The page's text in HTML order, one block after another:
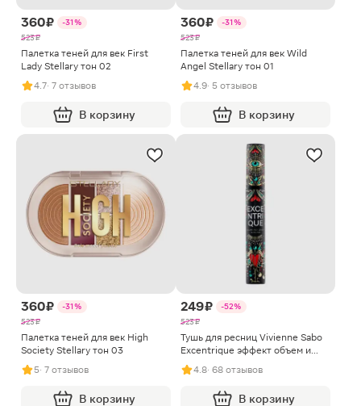
360 ₽
-31%
523 ₽
Палетка теней для век First
Lady Stellary тон 02
4.7· 7 отзывов
В корзину
360 ₽
-31%
523 ₽
Палетка теней для век Wild
Angel Stellary тон 01
4.9· 5 отзывов
В корзину
360 ₽
-31%
523 ₽
Палетка теней для век High
Society Stellary тон 03
5· 7 отзывов
В корзину
249 ₽
-52%
523 ₽
Тушь для ресниц Vivienne Sabo
Excentrique эффект объем и
удлинение тон 01
4.8· 68 отзывов
В корзину